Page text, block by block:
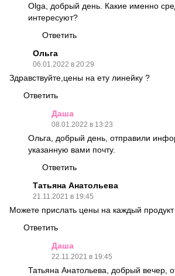
Olga, добрый день. Какие именно
интересуют?
Ответить
Ольга
06.01.2022 в 20:29
Здравствуйте,цены на ету линейку ?
Ответить
Даша
08.01.2022 в 13:23
Ольга, добрый день, отправили
указанную вами почту.
Ответить
Татьяна Анатольева
21.11.2021 в 19:45
Можете прислать цены на каждый
Ответить
Даша
22.11.2021 в 19:45
Татьяна Анатольева, добрый вечер,